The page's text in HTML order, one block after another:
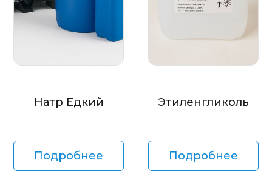
Натр Едкий
Подробнее
Этиленгликоль
Подробнее